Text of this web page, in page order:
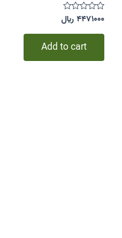
Rated
out
۴۴۷۱۰۰۰ ﷼
Add to cart